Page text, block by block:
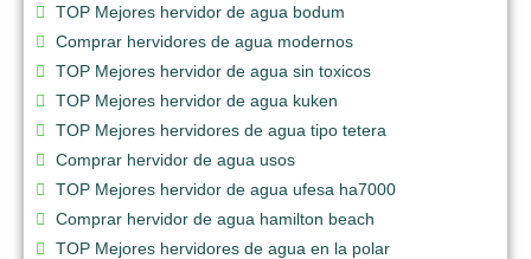
TOP Mejores hervidor de agua bodum
Comprar hervidores de agua modernos
TOP Mejores hervidor de agua sin toxicos
TOP Mejores hervidor de agua kuken
TOP Mejores hervidores de agua tipo tetera
Comprar hervidor de agua usos
TOP Mejores hervidor de agua ufesa ha7000
Comprar hervidor de agua hamilton beach
TOP Mejores hervidores de agua en la polar